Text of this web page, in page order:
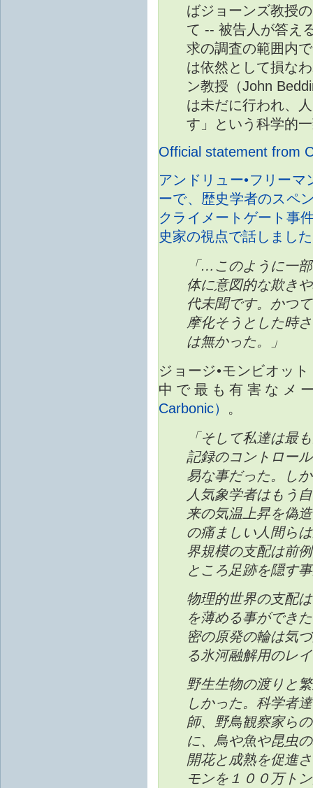
ばジョーンズ教授
て -- 被告人が答え
求の調査の範囲内
は依然として損な
ン教授（John
は未だに行われ、
す」という科学的
Official statement from
アンドリュー•フリー
ーで、歴史学者のスペ
クライメートゲート事
史家の視点で話しました
「…このように一
体に意図的な欺き
代未聞です。かつ
摩化そうとした時
は無かった。」
ジョージ•モンビオッ
中で最も有害なメ
Carbonic） 。
「そして私達は最
記録のコントロー
易な事だった。し
人気象学者はもう
来の気温上昇を偽
の痛ましい人間ら
界規模の支配は前
ところ足跡を隠す
物理的世界の支配
を薄める事ができ
密の原発の輪は気
る氷河融解用のレ
野生生物の渡りと
しかった。科学者
師、野鳥観察家ら
に、鳥や魚や昆虫
開花と成熟を促進
モンを１００万ト